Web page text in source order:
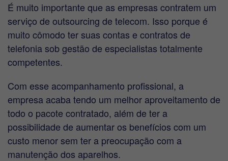
É muito importante que as empresas contratem um
serviço de outsourcing de telecom. Isso porque é
muito cômodo ter suas contas e contratos de
telefonia sob gestão de especialistas totalmente
competentes.
Com esse acompanhamento profissional, a
empresa acaba tendo um melhor aproveitamento de
todo o pacote contratado, além de ter a
possibilidade de aumentar os benefícios com um
custo menor sem ter a preocupação com a
manutenção dos aparelhos.